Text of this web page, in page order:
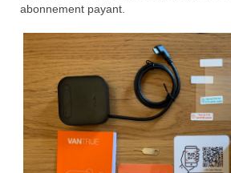
abonnement payant.